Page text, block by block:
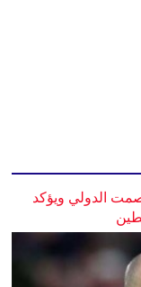
الدولي ويؤكد